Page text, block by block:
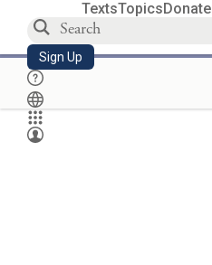
TextsTopicsDonate
Sign Up